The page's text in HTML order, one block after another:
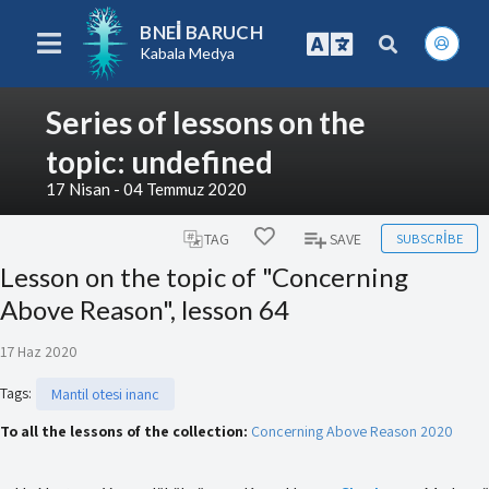
BNEI BARUCH
Kabala Medya
Series of lessons on the
topic: undefined
17 Nisan - 04 Temmuz 2020
TAG SAVE SUBSCRIBE
Lesson on the topic of "Concerning
Above Reason", lesson 64
17 Haz 2020
Tags:
Mantil otesi inanc
To all the lessons of the collection: Concerning Above Reason 2020